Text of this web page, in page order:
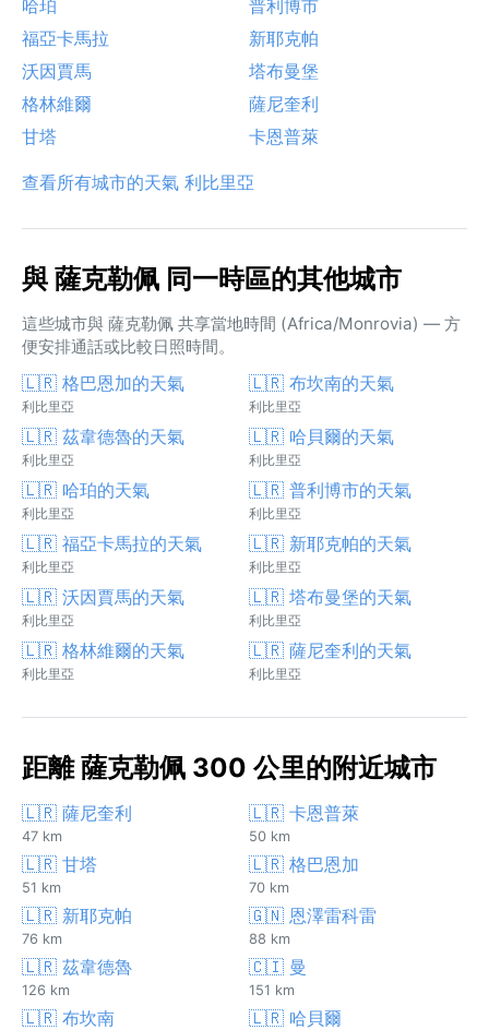
哈珀
普利博市
福亞卡馬拉
新耶克帕
沃因賈馬
塔布曼堡
格林維爾
薩尼奎利
甘塔
卡恩普萊
查看所有城市的天氣 利比里亞
與 薩克勒佩 同一時區的其他城市
這些城市與 薩克勒佩 共享當地時間 (Africa/Monrovia) — 方
便安排通話或比較日照時間。
🇱🇷 格巴恩加的天氣
利比里亞
🇱🇷 布坎南的天氣
利比里亞
🇱🇷 茲韋德魯的天氣
利比里亞
🇱🇷 哈貝爾的天氣
利比里亞
🇱🇷 哈珀的天氣
利比里亞
🇱🇷 普利博市的天氣
利比里亞
🇱🇷 福亞卡馬拉的天氣
利比里亞
🇱🇷 新耶克帕的天氣
利比里亞
🇱🇷 沃因賈馬的天氣
利比里亞
🇱🇷 塔布曼堡的天氣
利比里亞
🇱🇷 格林維爾的天氣
利比里亞
🇱🇷 薩尼奎利的天氣
利比里亞
距離 薩克勒佩 300 公里的附近城市
🇱🇷 薩尼奎利
47 km
🇱🇷 卡恩普萊
50 km
🇱🇷 甘塔
51 km
🇱🇷 格巴恩加
70 km
🇱🇷 新耶克帕
76 km
🇬🇳 恩澤雷科雷
88 km
🇱🇷 茲韋德魯
126 km
🇨🇮 曼
151 km
🇱🇷 布坎南 🇱🇷 哈貝爾